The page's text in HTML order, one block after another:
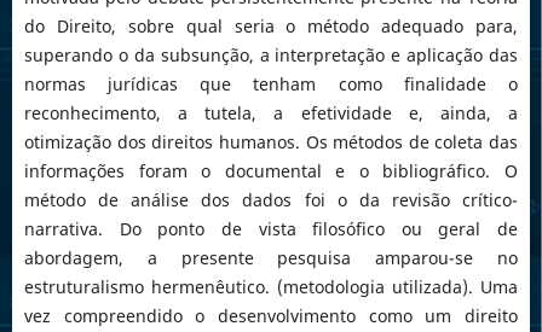
do Direito, sobre qual seria o método adequado para,
superando o da subsunção, a interpretação e aplicação das
normas jurídicas que tenham como finalidade o
reconhecimento, a tutela, a efetividade e, ainda, a
otimização dos direitos humanos. Os métodos de coleta das
informações foram o documental e o bibliográfico. O
método de análise dos dados foi o da revisão crítico-
narrativa. Do ponto de vista filosófico ou geral de
abordagem, a presente pesquisa amparou-se no
estruturalismo hermenêutico. (metodologia utilizada). Uma
vez compreendido o desenvolvimento como um direito